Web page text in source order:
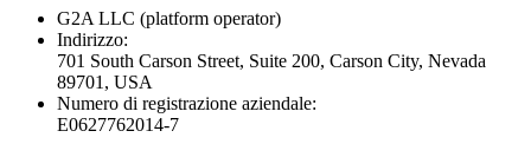
G2A LLC (platform operator)
Indirizzo:
701 South Carson Street, Suite 200, Carson City, Nevada
89701, USA
Numero di registrazione aziendale:
E0627762014-7